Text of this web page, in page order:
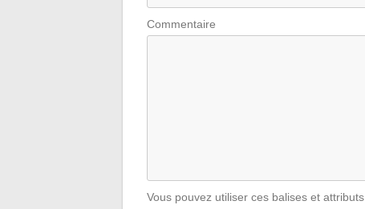
Commentaire
Vous pouvez utiliser ces balises et attributs